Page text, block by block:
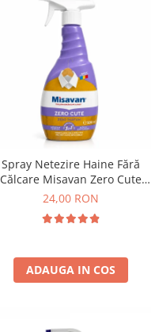
Spray Netezire Haine Fără
Călcare Misavan Zero Cute
Zero Parfum 500 ml
24,00 RON
ADAUGA IN COS